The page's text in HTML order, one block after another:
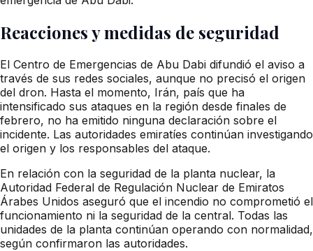
Reacciones y medidas de seguridad
El Centro de Emergencias de Abu Dabi difundió el aviso a
través de sus redes sociales, aunque no precisó el origen
del dron. Hasta el momento, Irán, país que ha
intensificado sus ataques en la región desde finales de
febrero, no ha emitido ninguna declaración sobre el
incidente. Las autoridades emiratíes continúan investigando
el origen y los responsables del ataque.
En relación con la seguridad de la planta nuclear, la
Autoridad Federal de Regulación Nuclear de Emiratos
Árabes Unidos aseguró que el incendio no comprometió el
funcionamiento ni la seguridad de la central. Todas las
unidades de la planta continúan operando con normalidad,
según confirmaron las autoridades.